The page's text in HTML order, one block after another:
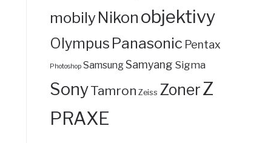
mobilyNikon objektivy
Olympus Panasonic Pentax
Photoshop SamsungSamyang Sigma
SonyTamron Zeiss ZonerZ
PRAXE